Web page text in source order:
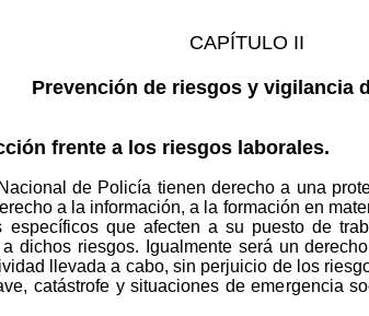
CAPÍTULO II
Prevención de riesgos y vigilancia
frente a los riesgos laborales.
de Policía tienen derecho a una
a la información, a la formación en
específicos que afecten a su puesto de
dichos riesgos. Igualmente será un
llevada a cabo, sin perjuicio de los
catástrofe y situaciones de emergencia